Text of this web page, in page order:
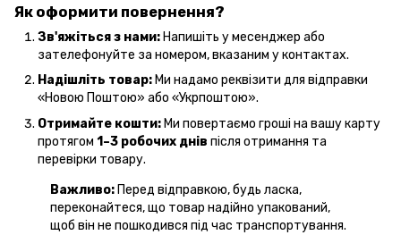
Як оформити повернення?
Зв'яжіться з нами: Напишіть у месенджер або
зателефонуйте за номером, вказаним у контактах.
Надішліть товар: Ми надамо реквізити для відправки
«Новою Поштою» або «Укрпоштою».
Отримайте кошти: Ми повертаємо гроші на вашу карту
протягом 1–3 робочих днів після отримання та
перевірки товару.
Важливо: Перед відправкою, будь ласка,
переконайтеся, що товар надійно упакований,
щоб він не пошкодився під час транспортування.